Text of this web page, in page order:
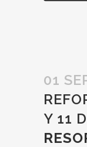
01
Y 11